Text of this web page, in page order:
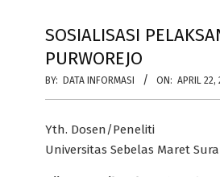
SOSIALISASI
PURWOREJO
BY: DATA INFORMASI ON: APRIL 22,
Yth. Dosen/Peneliti
Universitas Sebelas Maret